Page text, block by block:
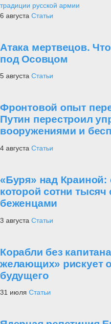
традиции русской армии
6 августа Статьи
Атака мертвецов.
под Осовцом
5 августа Статьи
Фронтовой опыт
Путин перестроил
вооружениями и
4 августа Статьи
«Буря» над Краиной:
которой сотни тысяч
беженцами
3 августа Статьи
Корабли без
желающих» рискует
будущего
31 июля Статьи